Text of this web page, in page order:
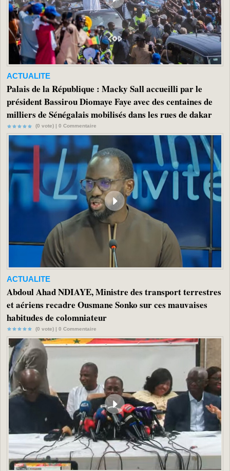
ACTUALITE
Palais de la République : Macky Sall accueilli par le
président Bassirou Diomaye Faye avec des centaines de
milliers de Sénégalais mobilisés dans les rues de dakar
(0 vote) | 0 Commentaire
ACTUALITE
Abdoul Ahad NDIAYE, Ministre des transport terrestres
et aériens recadre Ousmane Sonko sur ces mauvaises
habitudes de colomniateur
(0 vote) | 0 Commentaire